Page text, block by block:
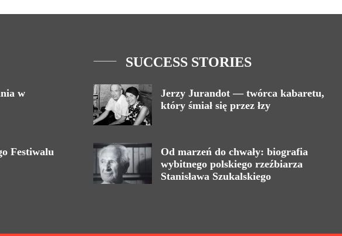
w
Festiwalu
SUCCESS STORIES
Jerzy Jurandot — twórca kabaretu,
który śmiał się przez łzy
Od marzeń do chwały: biografia
wybitnego polskiego rzeźbiarza
Stanisława Szukalskiego